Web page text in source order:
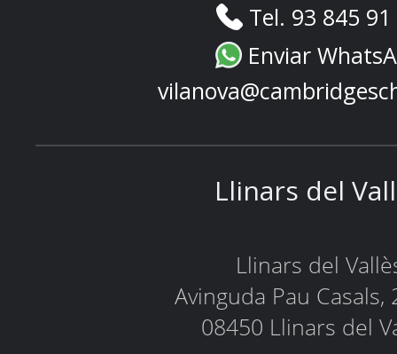
Tel. 93 845
Enviar
Llinars del
Llinars del
Avinguda Pau Casals,
08450 Llinars del